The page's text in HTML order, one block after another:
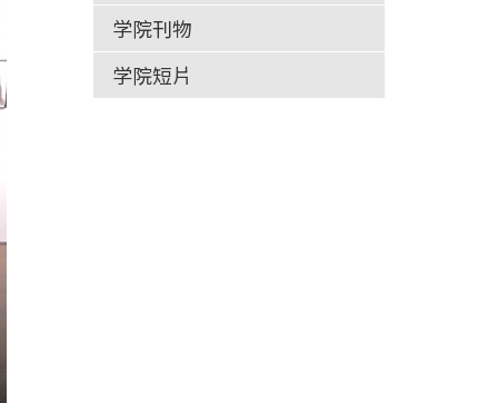
学院刊物
学院短片